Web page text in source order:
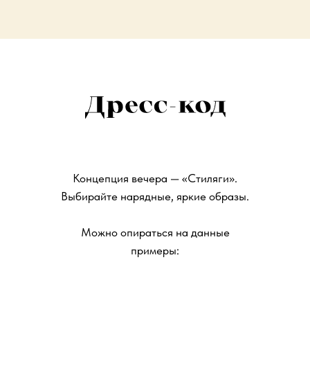
Концепция вечера — «Стиляги».
Выбирайте нарядные, яркие образы.
Можно опираться на данные
примеры: